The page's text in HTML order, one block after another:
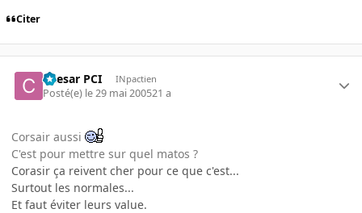
Citer
Caesar PCI INpactien
Posté(e) le 29 mai 200521 a
Corsair aussi
C'est pour mettre sur quel matos ?
Corasir ça reivent cher pour ce que c'est...
Surtout les normales...
Et faut éviter leurs value.